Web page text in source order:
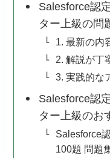
Salesforce認
ター上級の問
1. 最新の内
2. 解説が丁
3. 実践的な
Salesforce認
ター上級のお
Salesforce
100題 問題